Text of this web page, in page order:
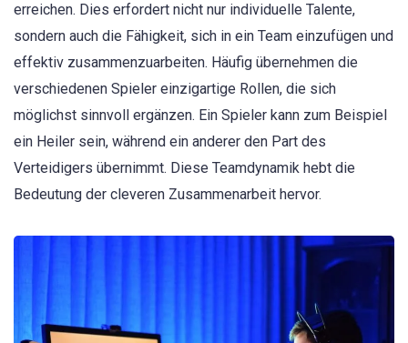
erreichen. Dies erfordert nicht nur individuelle Talente,
sondern auch die Fähigkeit, sich in ein Team einzufügen und
effektiv zusammenzuarbeiten. Häufig übernehmen die
verschiedenen Spieler einzigartige Rollen, die sich
möglichst sinnvoll ergänzen. Ein Spieler kann zum Beispiel
ein Heiler sein, während ein anderer den Part des
Verteidigers übernimmt. Diese Teamdynamik hebt die
Bedeutung der cleveren Zusammenarbeit hervor.